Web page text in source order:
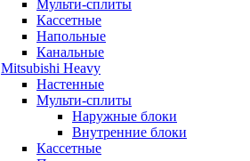
Мульти-сплиты
Кассетные
Напольные
Канальные
Mitsubishi Heavy
Настенные
Мульти-сплиты
Наружные блоки
Внутренние блоки
Кассетные